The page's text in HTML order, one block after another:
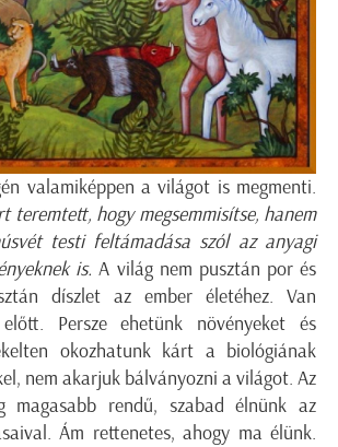
valamiképpen a világot is megmenti.
teremtett, hogy megsemmisítse, hanem
testi feltámadása szól az anyagi
is. A világ nem pusztán por és
díszlet az ember életéhez. Van
Persze ehetünk növényeket és
okozhatunk kárt a biológiának
nem akarjuk bálványozni a világot. Az
magasabb rendű, szabad élnünk az
Ám rettenetes, ahogy ma élünk.